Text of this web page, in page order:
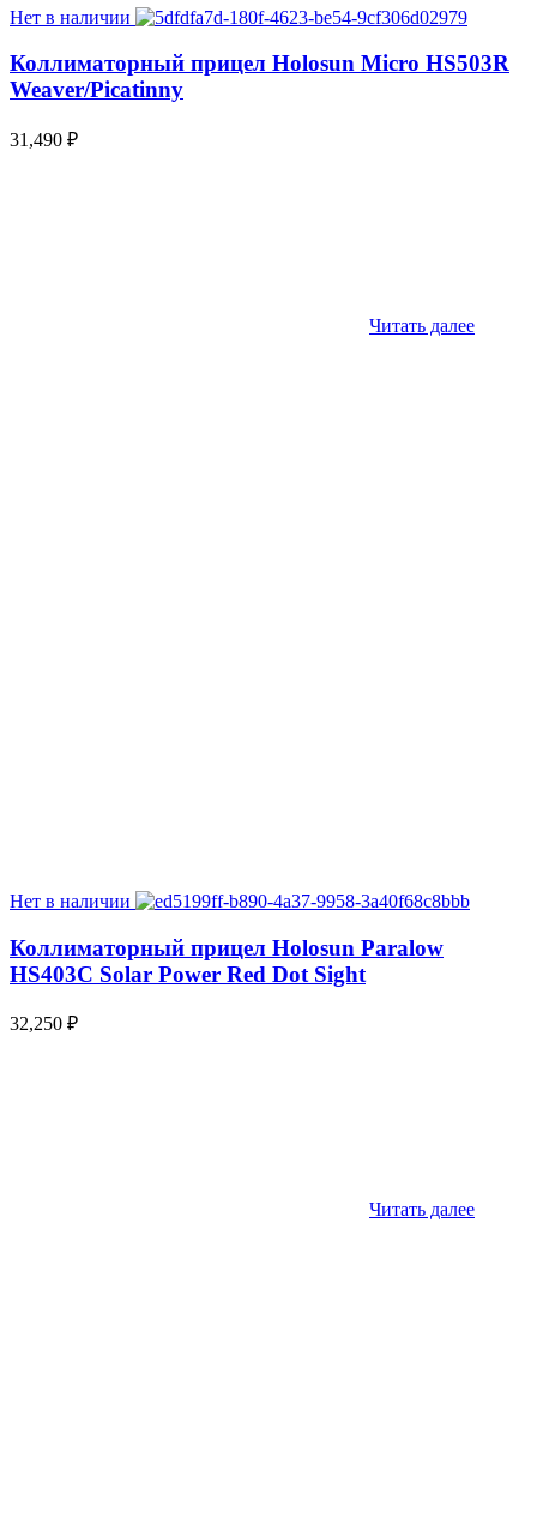
Нет в наличии
Коллиматорный прицел Holosun Micro HS503R
Weaver/Picatinny
31,490 ₽
Читать далее
Нет в наличии
Коллиматорный прицел Holosun Paralow
HS403C Solar Power Red Dot Sight
32,250 ₽
Читать далее